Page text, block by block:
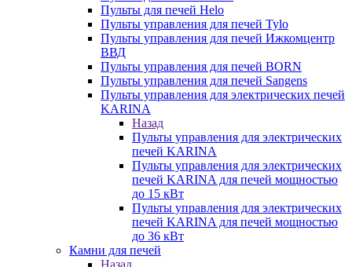
Пульты для печей Helo
Пульты управления для печей Tylo
Пульты управления для печей Ижкомцентр
ВВД
Пульты управления для печей BORN
Пульты управления для печей Sangens
Пульты управления для электрических печей
KARINA
Назад
Пульты управления для электрических
печей KARINA
Пульты управления для электрических
печей KARINA для печей мощностью
до 15 кВт
Пульты управления для электрических
печей KARINA для печей мощностью
до 36 кВт
Камни для печей
Назад